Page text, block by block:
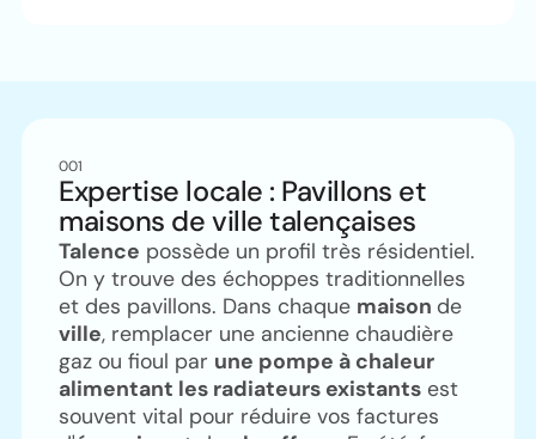
001
Expertise locale : Pavillons et
maisons de ville talençaises
Talence possède un profil très résidentiel.
On y trouve des échoppes traditionnelles
et des pavillons. Dans chaque maison de
ville, remplacer une ancienne chaudière
gaz ou fioul par une pompe à chaleur
alimentant les radiateurs existants est
souvent vital pour réduire vos factures